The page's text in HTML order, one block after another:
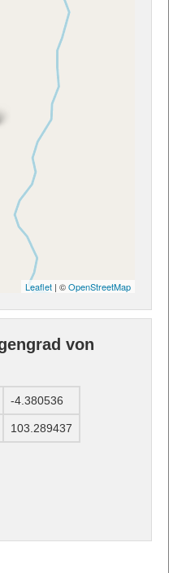
Leaflet | ©OpenStreetMap
von
-4.380536
103.289437